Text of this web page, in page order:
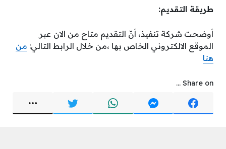
طريقة التقديم:
أوضحت شركة تنفيذ، أنّ التقديم متاح من الان عبر
الموقع الالكتروني الخاص بها ،من خلال الرابط التالي: من
هنا
Share on ...